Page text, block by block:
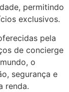
permitindo
exclusivos.
pela
de concierge
o
segurança e
renda.